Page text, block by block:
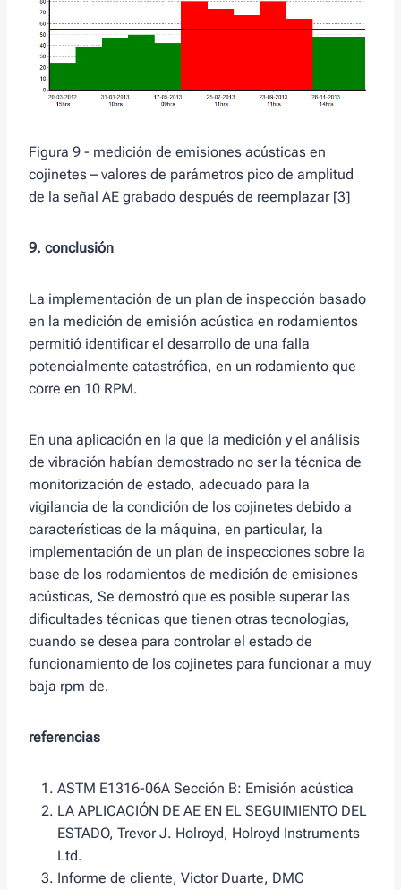
Figura 9 - medición de emisiones acústicas en
cojinetes – valores de parámetros pico de amplitud
de la señal AE grabado después de reemplazar [3]
9. conclusión
La implementación de un plan de inspección basado
en la medición de emisión acústica en rodamientos
permitió identificar el desarrollo de una falla
potencialmente catastrófica, en un rodamiento que
corre en 10 RPM.
En una aplicación en la que la medición y el análisis
de vibración habían demostrado no ser la técnica de
monitorización de estado, adecuado para la
vigilancia de la condición de los cojinetes debido a
características de la máquina, en particular, la
implementación de un plan de inspecciones sobre la
base de los rodamientos de medición de emisiones
acústicas, Se demostró que es posible superar las
dificultades técnicas que tienen otras tecnologías,
cuando se desea para controlar el estado de
funcionamiento de los cojinetes para funcionar a muy
baja rpm de.
referencias
ASTM E1316-06A Sección B: Emisión acústica
LA APLICACIÓN DE AE EN EL SEGUIMIENTO DEL
ESTADO, Trevor J. Holroyd, Holroyd Instruments
Ltd.
Informe de cliente, Victor Duarte, DMC